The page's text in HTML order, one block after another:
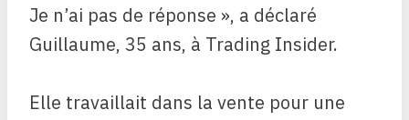
Je n’ai pas de réponse », a déclaré
Guillaume, 35 ans, à Trading Insider.
Elle travaillait dans la vente pour une